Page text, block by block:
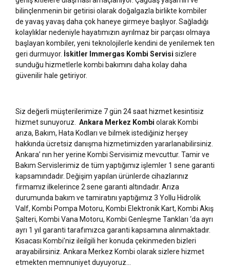
bilinçlenmenin bir getirisi olarak doğalgazla birlikte kombiler
de yavaş yavaş daha çok haneye girmeye başlıyor. Sağladığı
kolaylıklar nedeniyle hayatımızın ayrılmaz bir parçası olmaya
başlayan kombiler, yeni teknolojilerle kendini de yenilemek ten
geri durmuyor. İskitler Immergas Kombi Servisi sizlere
sunduğu hizmetlerle kombi bakımını daha kolay daha
güvenilir hale getiriyor.
Siz değerli müşterilerimize 7 gün 24 saat hizmet kesintisiz
hizmet sunuyoruz. Ankara Merkez Kombi olarak Kombi
arıza, Bakım, Hata Kodları ve bilmek istediğiniz herşey
hakkında ücretsiz danışma hizmetimizden yararlanabilirsiniz.
Ankara’ nın her yerine Kombi Servisimiz mevcuttur. Tamir ve
Bakım Servislerimiz de tüm yaptığımız işlemler 1 sene garanti
kapsamındadır. Değişim yapılan ürünlerde cihazlarınız
firmamız ilkelerince 2 sene garanti altındadır. Arıza
durumunda bakım ve tamiratını yaptığımız 3 Yollu Hidrolik
Valf, Kombi Pompa Motoru, Kombi Elektronik Kart, Kombi Akış
Şalteri, Kombi Vana Motoru, Kombi Genleşme Tankları ‘da ayrı
ayrı 1 yıl garanti tarafımızca garanti kapsamına alınmaktadır.
Kısacası Kombi’niz ileilgili her konuda çekinmeden bizleri
arayabilirsiniz. Ankara Merkez Kombi olarak sizlere hizmet
etmekten memnuniyet duyuyoruz…